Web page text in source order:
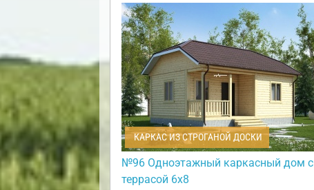
КАРКАС ИЗ СТРОГАНОЙ ДОСКИ
№96 Одноэтажный каркасный дом с
террасой 6х8